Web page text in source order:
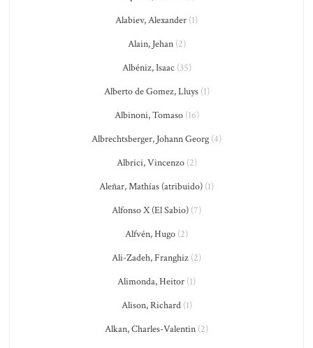
Alabiev, Alexander (1)
Alain, Jehan(2)
Albéniz, Isaac (35)
Alberto de Gomez, Lluys(1)
Albinoni, Tomaso(16)
Albrechtsberger, Johann Georg (4)
Albrici, Vincenzo(2)
Aleñar, Mathías (atribuido) (1)
Alfonso X (El Sabio) (7)
Alfvén, Hugo (2)
Ali-Zadeh, Franghiz (2)
Alimonda, Heitor (1)
Alison, Richard(1)
Alkan, Charles-Valentin (2)